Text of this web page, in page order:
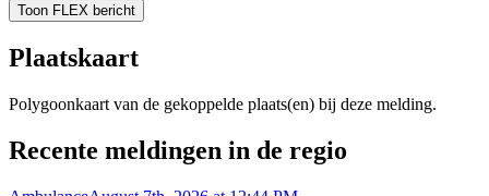
Toon FLEX bericht
Plaatskaart
Polygoonkaart van de gekoppelde plaats(en) bij deze melding.
Recente meldingen in de regio